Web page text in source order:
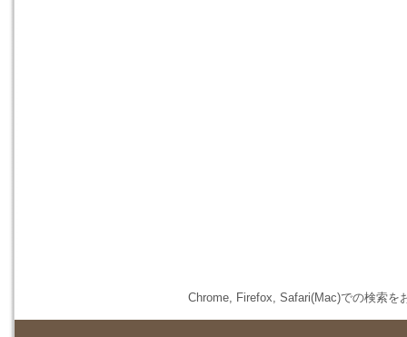
Chrome, Firefox, Safari(Mac)での検索を